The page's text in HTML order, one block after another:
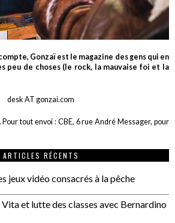
Gonzaï est le magazine des gens qui en
peu de choses (le rock, la mauvaise foi et la
desk AT gonzai.com
tout envoi : CBE, 6 rue André Messager, pour
ARTICLES RÉCENTS
jeux vidéo consacrés à la pêche
et lutte des classes avec Bernardino